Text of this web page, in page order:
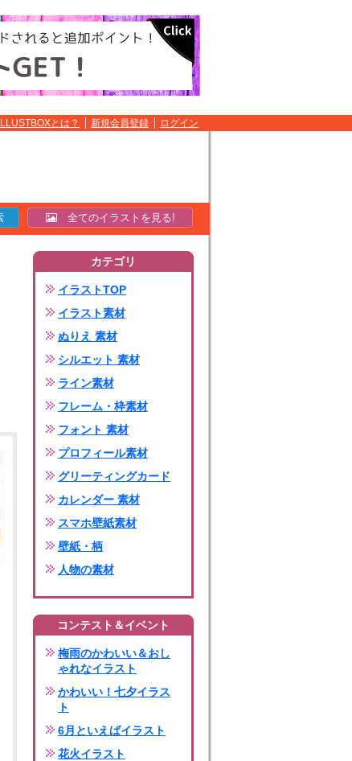
ILLUSTBOXとは？ 新規会員登録 ログイン
全てのイラストを見る!
カテゴリ
イラストTOP
イラスト素材
ぬりえ 素材
シルエット 素材
ライン素材
フレーム・枠素材
フォント 素材
プロフィール素材
グリーティングカード
カレンダー 素材
スマホ壁紙素材
壁紙・柄
人物の素材
コンテスト＆イベント
梅雨のかわいい＆おし
ゃれなイラスト
かわいい！七夕イラス
ト
6月といえばイラスト
花火イラスト